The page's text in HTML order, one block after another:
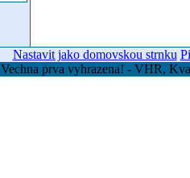
Nastavit jako domovskou strnku
Vechna prva vyhrazena! - VHR,